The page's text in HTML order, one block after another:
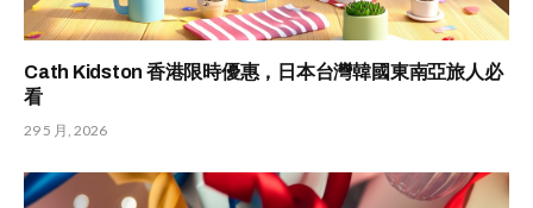
Cath Kidston 香港限時優惠，日本台灣韓國東南亞旅人必
看
29 5 月, 2026